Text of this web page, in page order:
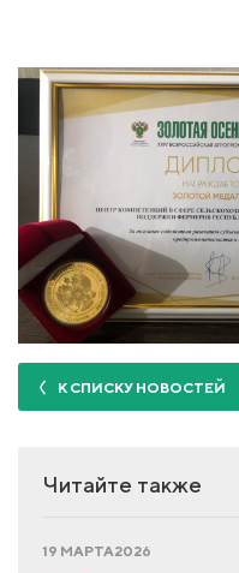
К СПИСКУ НОВОСТЕЙ
Читайте также
19 МАРТА2026